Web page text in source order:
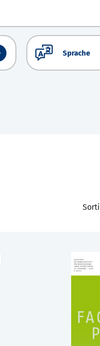
Sprache